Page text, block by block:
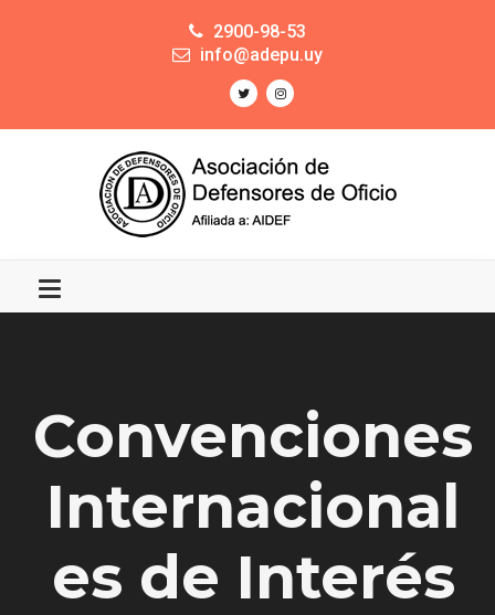
2900-98-53
info@adepu.uy
Convenciones
Internacional
es de Interés